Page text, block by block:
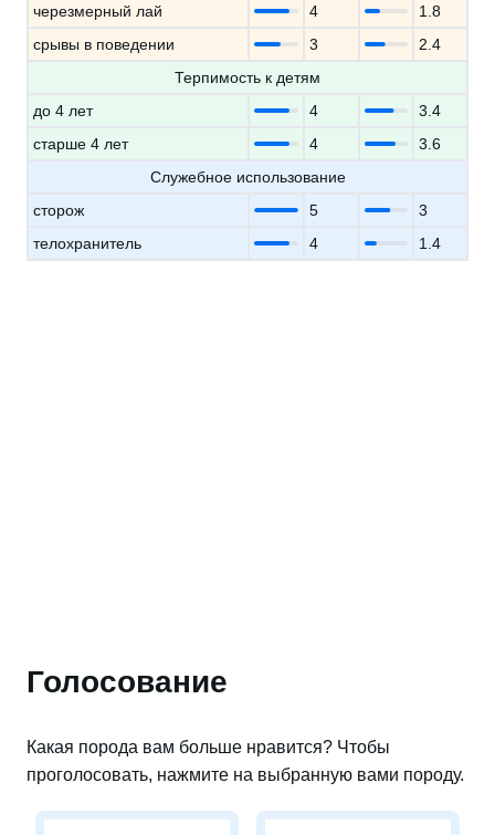
черезмерный лай
4
1.8
срывы в поведении
3
2.4
Терпимость к детям
до 4 лет
4
3.4
старше 4 лет
4
3.6
Служебное использование
сторож
5
3
телохранитель
4 1.4
Голосование
Какая порода вам больше нравится? Чтобы
проголосовать, нажмите на выбранную вами породу.